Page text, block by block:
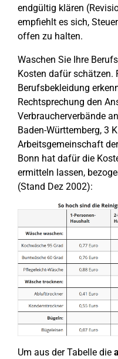
endgültig klären
empfiehlt es sich,
offen zu halten.
Waschen Sie Ihre
Kosten dafür schätzen.
Berufsbekleidung
Rechtsprechung den
Verbraucherverbände
Baden-Württemberg, 3
Arbeitsgemeinschaft
Bonn hat dafür die
ermitteln lassen,
(Stand Dez 2002):
Um aus der Tabelle die